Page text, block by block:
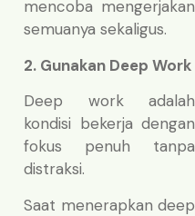
mencoba mengerjakan
semuanya sekaligus.
2. Gunakan Deep Work
Deep work adalah
kondisi bekerja dengan
fokus penuh tanpa
distraksi.
Saat menerapkan deep